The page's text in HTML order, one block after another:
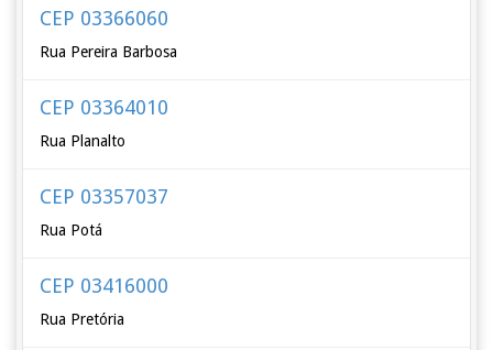
CEP 03366060
Rua Pereira Barbosa
CEP 03364010
Rua Planalto
CEP 03357037
Rua Potá
CEP 03416000
Rua Pretória